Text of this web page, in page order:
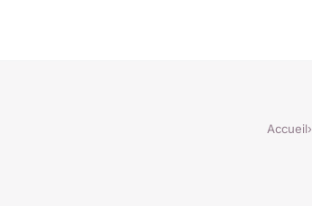
Accueil›